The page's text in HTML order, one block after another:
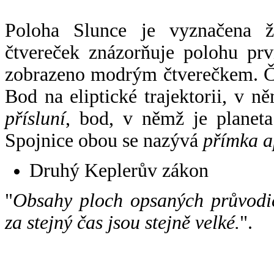
Poloha Slunce je vyznačena
čtvereček znázorňuje polohu
zobrazeno modrým čtverečkem.
Bod na eliptické trajektorii, v
přísluní, bod, v němž je
Spojnice obou se nazývá přímka
Druhý Keplerův zákon
"Obsahy ploch opsaných
za stejný čas jsou stejně velké.".